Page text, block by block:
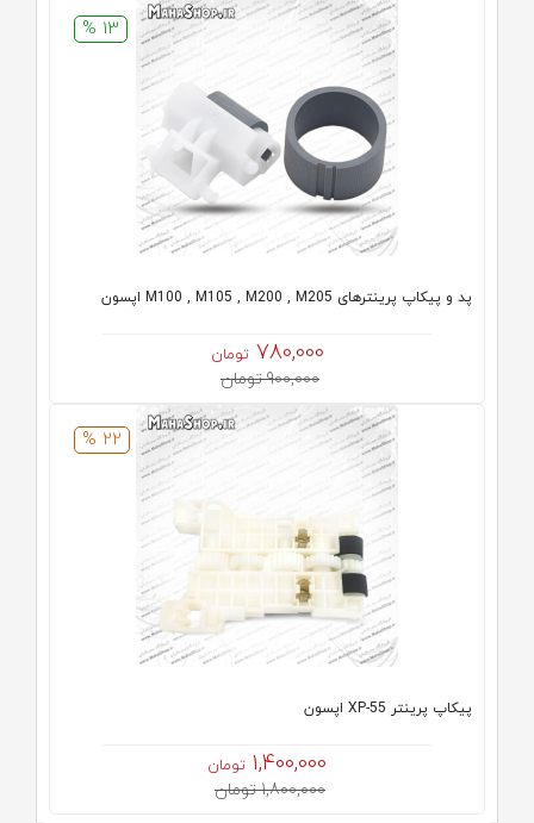
13 %
پد و پیکاپ پرینترهای M100 , M105 , M200 , M205 اپسون
780,000 تومان
900,000 تومان
22 %
پیکاپ پرینتر XP-55 اپسون
1,400,000 تومان
1,800,000 تومان